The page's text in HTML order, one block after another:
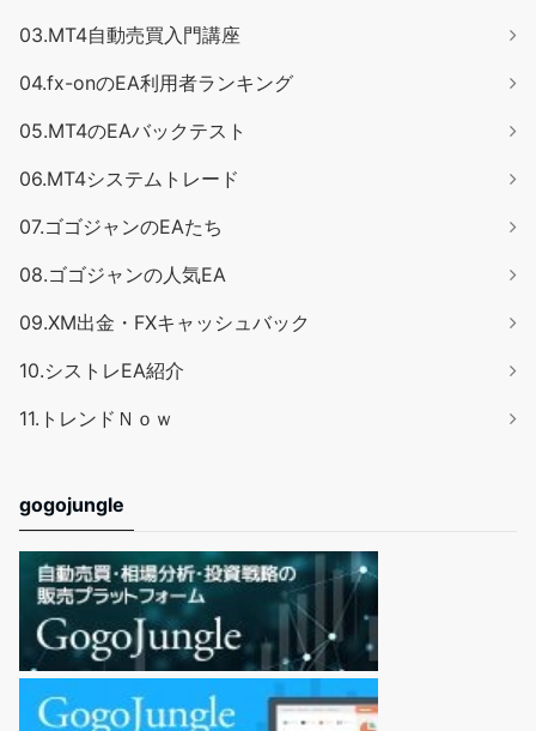
03.MT4自動売買入門講座
04.fx-onのEA利用者ランキング
05.MT4のEAバックテスト
06.MT4システムトレード
07.ゴゴジャンのEAたち
08.ゴゴジャンの人気EA
09.XM出金・FXキャッシュバック
10.シストレEA紹介
11.トレンドＮｏｗ
gogojungle